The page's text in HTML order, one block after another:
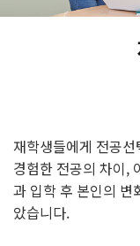
재학생들에게 전공
경험한 전공의 차이,
과 입학 후 본인의 변
았습니다.